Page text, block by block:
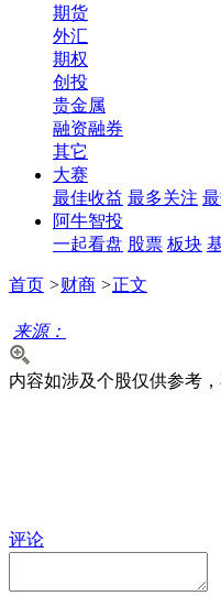
期货
外汇
期权
创投
贵金属
融资融券
其它
大赛
最佳收益 最多关注
阿牛智投
一起看盘 股票 板块
首页 >财商 >正文
来源：
内容如涉及个股仅供参考
评论